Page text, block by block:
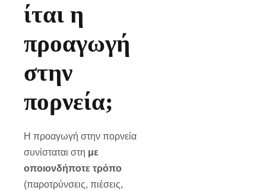
ίται η
προαγωγή
στην
πορνεία;
Η προαγωγή στην πορνεία
συνίσταται στη με
οποιονδήποτε τρόπο
(παροτρύνσεις, πιέσεις,